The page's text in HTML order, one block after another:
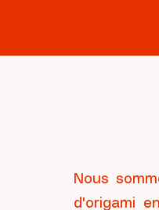
Nous
d'origami